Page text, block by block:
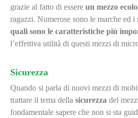
grazie al fatto di essere un mezzo
ragazzi. Numerose sono le marche ed
quali sono le caratteristiche più
l’effettiva utilità di questi mezzi di
Sicurezza
Quando si parla di nuovi mezzi di
trattare il tema della sicurezza del
fondamentale sapere che non si sta